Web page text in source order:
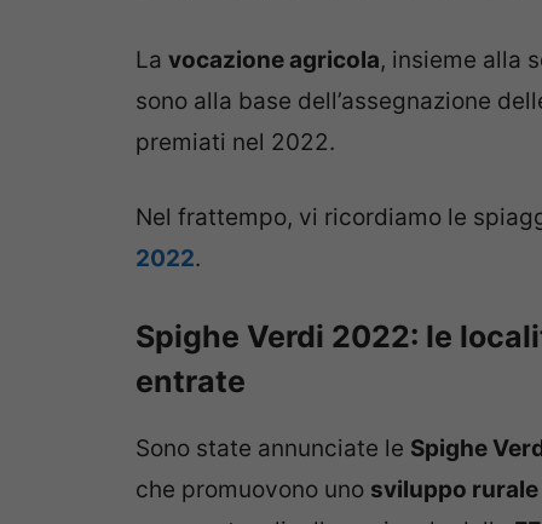
La vocazione agricola, insieme alla
sono alla base dell’assegnazione
premiati nel 2022.
Nel frattempo, vi ricordiamo le
2022.
Spighe Verdi 2022: le
entrate
Sono state annunciate le Spighe
che promuovono uno sviluppo